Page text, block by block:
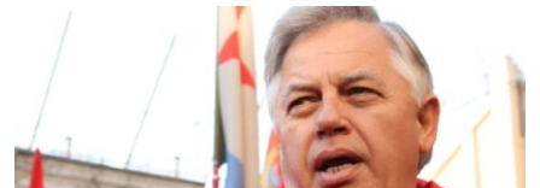
ВСЕ ЗА ДЕНЬ
СПЕЦПРОЕКТИ
ВІДЕОУРОКИ «ELIFBE»
ЯК ОБІЙТИ БЛОКУВАННЯ
Русский